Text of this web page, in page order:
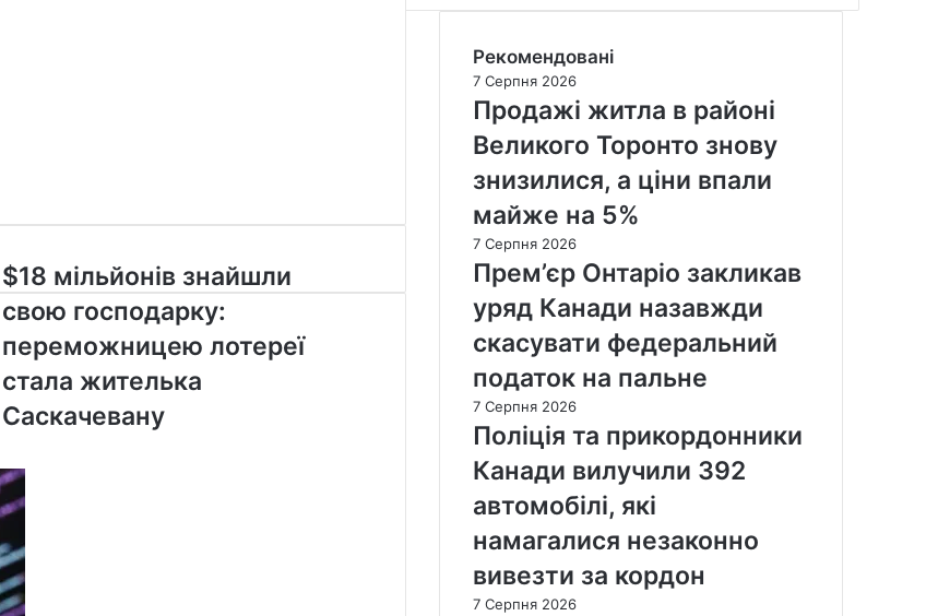
$18
мільйонів
знайшли
свою
господарку:
переможницею
лотереї
стала
Саскачевану
$18 мільйонів знайшли
свою господарку:
переможницею лотереї
стала жителька
Саскачевану
Рекомендовані
7 Серпня 2026
Продажі житла в районі
Великого Торонто знову
знизилися, а ціни впали
майже на 5%
7 Серпня 2026
Прем’єр Онтаріо закликав
уряд Канади назавжди
скасувати федеральний
податок на пальне
7 Серпня 2026
Поліція та прикордонники
Канади вилучили 392
автомобілі, які
намагалися незаконно
вивезти за кордон
7 Серпня 2026